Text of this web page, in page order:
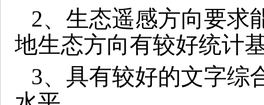
2、生态遥感方向要求
地生态方向有较好统计
3、具有较好的文字综